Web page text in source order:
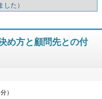
た）
め方と顧問先との付
）